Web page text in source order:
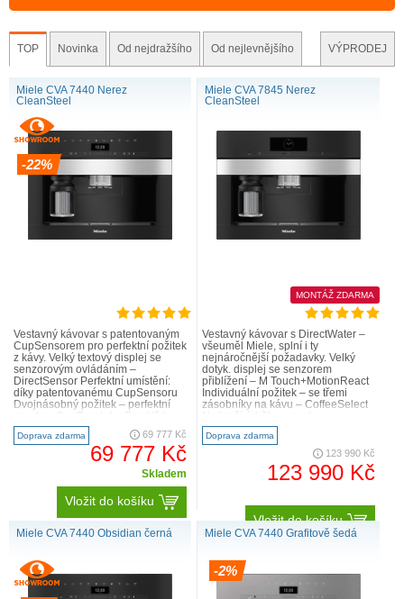
TOP Novinka Od nejdražšího Od nejlevnějšího VÝPRODEJ
Miele CVA 7440 Nerez
CleanSteel
-22%
Vestavný kávovar s patentovaným
CupSensorem pro perfektní požitek
z kávy. Velký textový displej se
senzorovým ovládáním –
DirectSensor Perfektní umístění:
díky patentovanému CupSensoru
Dvojnásobný požitek – perfektní
čerstvě namletá káva – Ar..
Doprava zdarma 69 777 Kč
69 777 Kč
Skladem
Vložit do košíku
Miele CVA 7845 Nerez
CleanSteel
MONTÁŽ ZDARMA
Vestavný kávovar s DirectWater –
všeuměl Miele, splní i ty
nejnáročnější požadavky. Velký
dotyk. displej se senzorem
přiblížení – M Touch+MotionReact
Individuální požitek – se třemi
zásobníky na kávu – CoffeeSelect
automaticky s AutoDescale a
AutoCl..
Doprava zdarma
123 990 Kč
123 990 Kč
Vložit do košíku
Miele CVA 7440 Obsidian černá Miele CVA 7440 Grafitově šedá
-2%